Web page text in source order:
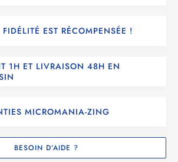
FIDÉLITÉ EST RÉCOMPENSÉE !
1H ET LIVRAISON 48H EN
MICROMANIA-ZING
BESOIN D’AIDE ?